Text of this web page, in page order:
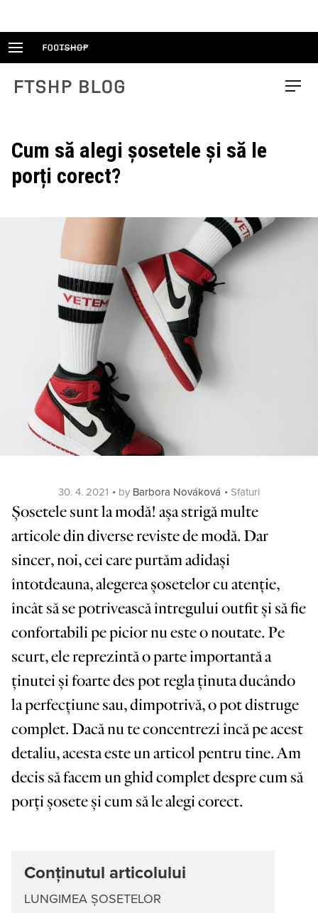
FTSHP blog Menu
Cum să alegi șosetele și să le
porți corect?
Posted
on
30. 4. 2021 by Barbora Nováková Categories
Sfaturi
Șosetele sunt la modă! așa strigă multe
articole din diverse reviste de modă. Dar
sincer, noi, cei care purtăm adidași
întotdeauna, alegerea șosetelor cu atenție,
încât să se potrivească întregului outfit și să fie
confortabili pe picior nu este o noutate. Pe
scurt, ele reprezintă o parte importantă a
ținutei și foarte des pot regla ținuta ducândo
la perfecțiune sau, dimpotrivă, o pot distruge
complet. Dacă nu te concentrezi încă pe acest
detaliu, acesta este un articol pentru tine. Am
decis să facem un ghid complet despre cum să
porți șosete și cum să le alegi corect.
Conținutul articolului
LUNGIMEA ȘOSETELOR